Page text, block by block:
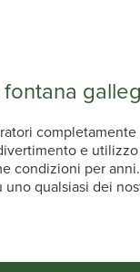
e
condizioni per
qualsiasi dei